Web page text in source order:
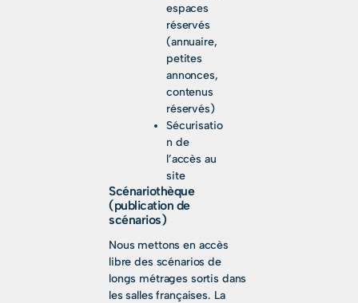
espaces
réservés
(annuaire,
petites
annonces,
contenus
réservés)
Sécurisatio
n de
l’accès au
site
Scénariothèque
(publication de
scénarios)
Nous mettons en accès
libre des scénarios de
longs métrages sortis dans
les salles françaises. La